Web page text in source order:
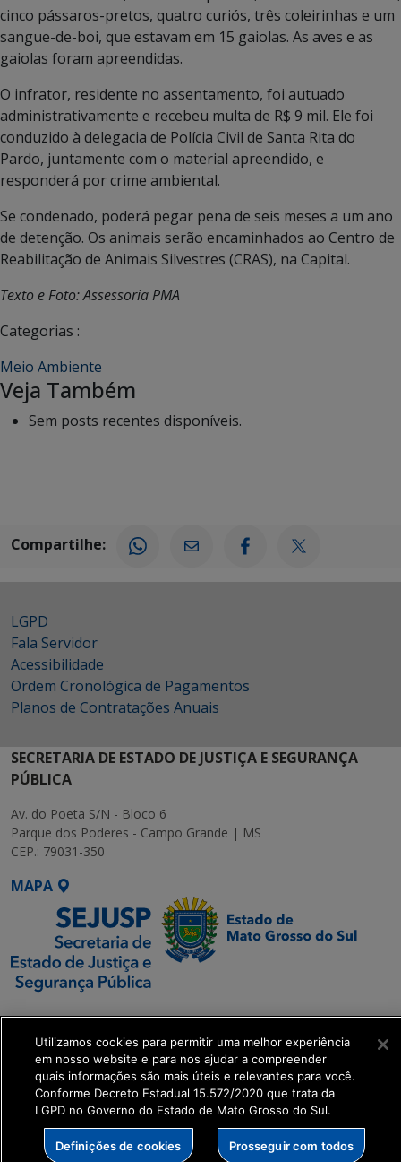
cinco pássaros-pretos, quatro curiós, três coleirinhas e um
sangue-de-boi, que estavam em 15 gaiolas. As aves e as
gaiolas foram apreendidas.
O infrator, residente no assentamento, foi autuado
administrativamente e recebeu multa de R$ 9 mil. Ele foi
conduzido à delegacia de Polícia Civil de Santa Rita do
Pardo, juntamente com o material apreendido, e
responderá por crime ambiental.
Se condenado, poderá pegar pena de seis meses a um ano
de detenção. Os animais serão encaminhados ao Centro de
Reabilitação de Animais Silvestres (CRAS), na Capital.
Texto e Foto: Assessoria PMA
Categorias :
Meio Ambiente
Veja Também
Sem posts recentes disponíveis.
Compartilhe:
LGPD
Fala Servidor
Acessibilidade
Ordem Cronológica de Pagamentos
Planos de Contratações Anuais
SECRETARIA DE ESTADO DE JUSTIÇA E SEGURANÇA
PÚBLICA
Av. do Poeta S/N - Bloco 6
Parque dos Poderes - Campo Grande | MS
CEP.: 79031-350
MAPA
SETDIG | Secretaria-
Executiva de
Transformação Digital
get_footer();
Utilizamos cookies para permitir uma melhor experiência
em nosso website e para nos ajudar a compreender
quais informações são mais úteis e relevantes para você.
Conforme Decreto Estadual 15.572/2020 que trata da
LGPD no Governo do Estado de Mato Grosso do Sul.
Definições de cookies Prosseguir com todos